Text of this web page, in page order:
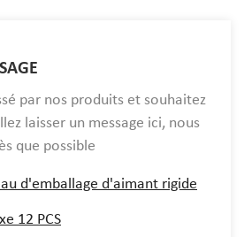
par nos produits et souhaitez
laisser un message ici, nous
que possible
d'emballage d'aimant rigide
12 PCS